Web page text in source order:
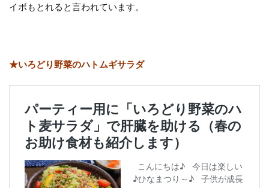
イボもとれると言われています。
★いろどり野菜のハトムギサラダ